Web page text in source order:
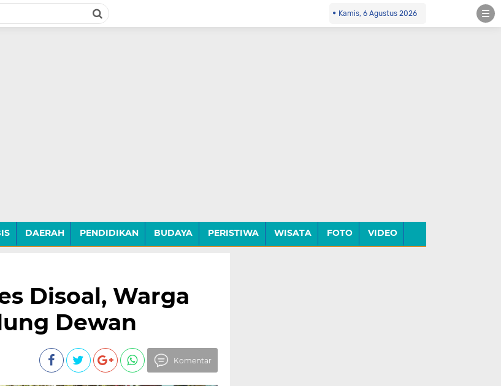
Kamis, 6 Agustus 2026
DAERAH PENDIDIKAN BUDAYA PERISTIWA WISATA FOTO VIDEO
Disoal, Warga
Dewan
Komentar